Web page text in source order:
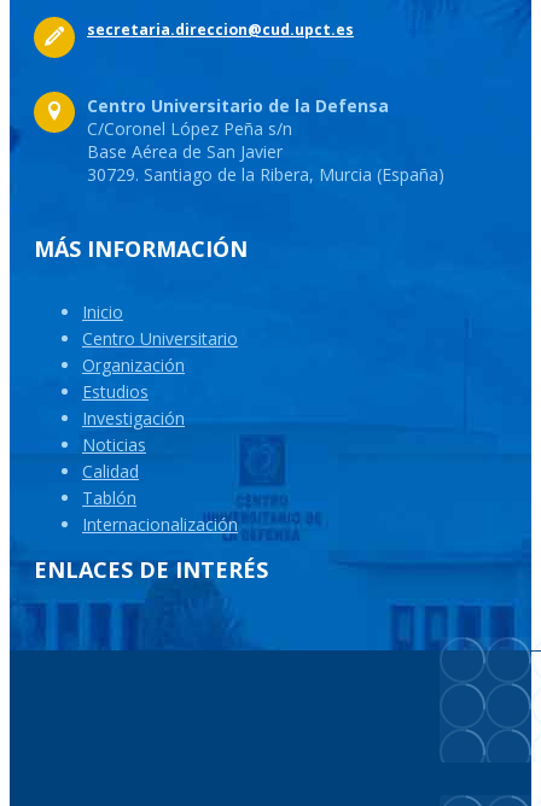
secretaria.direccion@cud.upct.es
Centro Universitario de la Defensa
C/Coronel López Peña s/n
Base Aérea de San Javier
30729. Santiago de la Ribera, Murcia (España)
MÁS INFORMACIÓN
Inicio
Centro Universitario
Organización
Estudios
Investigación
Noticias
Calidad
Tablón
Internacionalización
ENLACES DE INTERÉS